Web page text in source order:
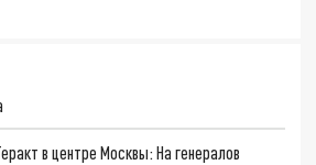
в центре Москвы: На генералов